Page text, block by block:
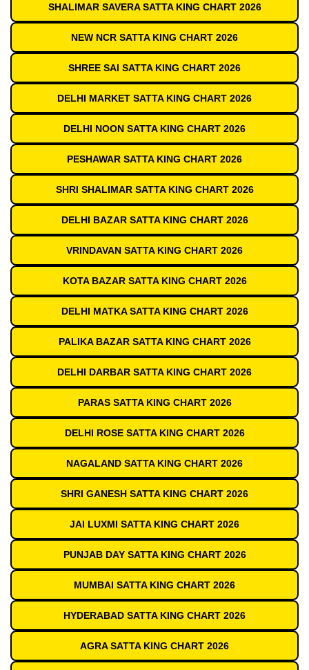
SHALIMAR SAVERA SATTA KING CHART 2026
NEW NCR SATTA KING CHART 2026
SHREE SAI SATTA KING CHART 2026
DELHI MARKET SATTA KING CHART 2026
DELHI NOON SATTA KING CHART 2026
PESHAWAR SATTA KING CHART 2026
SHRI SHALIMAR SATTA KING CHART 2026
DELHI BAZAR SATTA KING CHART 2026
VRINDAVAN SATTA KING CHART 2026
KOTA BAZAR SATTA KING CHART 2026
DELHI MATKA SATTA KING CHART 2026
PALIKA BAZAR SATTA KING CHART 2026
DELHI DARBAR SATTA KING CHART 2026
PARAS SATTA KING CHART 2026
DELHI ROSE SATTA KING CHART 2026
NAGALAND SATTA KING CHART 2026
SHRI GANESH SATTA KING CHART 2026
JAI LUXMI SATTA KING CHART 2026
PUNJAB DAY SATTA KING CHART 2026
MUMBAI SATTA KING CHART 2026
HYDERABAD SATTA KING CHART 2026
AGRA SATTA KING CHART 2026